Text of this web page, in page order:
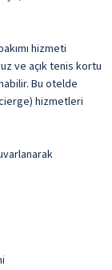
hizmeti
ve açık tenis kortu
Bu otelde
hizmetleri